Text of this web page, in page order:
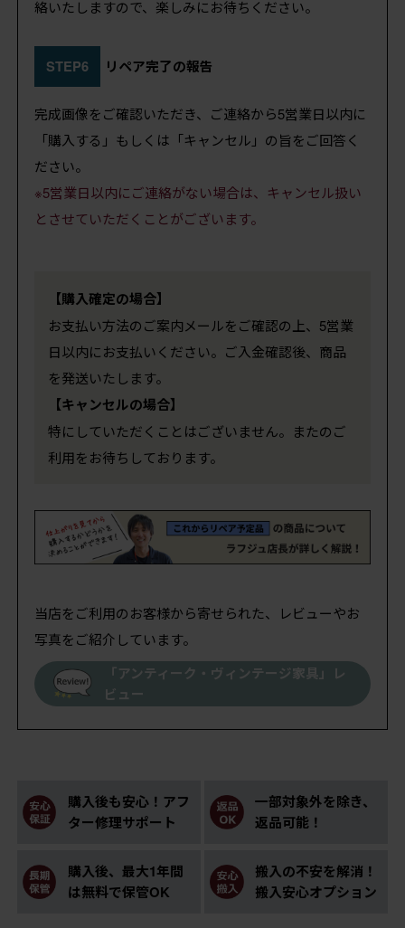
絡いたしますので、楽しみにお待ちください。
STEP6 リペア完了の報告
完成画像をご確認いただき、ご連絡から5営業日以内に
「購入する」もしくは「キャンセル」の旨をご回答く
ださい。
※5営業日以内にご連絡がない場合は、キャンセル扱い
とさせていただくことがございます。
【購入確定の場合】
お支払い方法のご案内メールをご確認の上、5営業
日以内にお支払いください。ご入金確認後、商品
を発送いたします。
【キャンセルの場合】
特にしていただくことはございません。またのご
利用をお待ちしております。
当店をご利用のお客様から寄せられた、レビューやお
写真をご紹介しています。
「アンティーク・ヴィンテージ家具」レ
ビュー
購入後も安心！アフ
ター修理サポート
一部対象外を除き、
返品可能！
購入後、最大1年間
は無料で保管OK
搬入の不安を解消！
搬入安心オプション